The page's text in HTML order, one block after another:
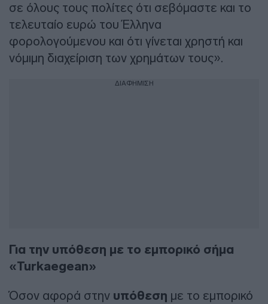
σε όλους τους πολίτες ότι σεβόμαστε και το
τελευταίο ευρώ του Έλληνα
φορολογούμενου και ότι γίνεται χρηστή και
νόμιμη διαχείριση των χρημάτων τους».
ΔΙΑΦΗΜΙΣΗ
Για την υπόθεση με το εμπορικό σήμα
«Turkaegean»
Όσον αφορά στην υπόθεση με το εμπορικό